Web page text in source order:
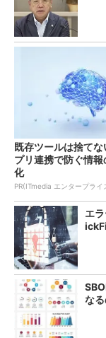
既存ツールは捨て
プリ連携で防ぐ情報
化
PR(ITmedia エンタープライ
エ
な